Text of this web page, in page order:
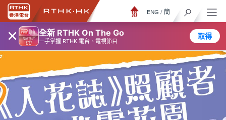
× 全新 RTHK On The Go
一手掌握 RTHK 電台、電視節目
取得
ENG / 簡